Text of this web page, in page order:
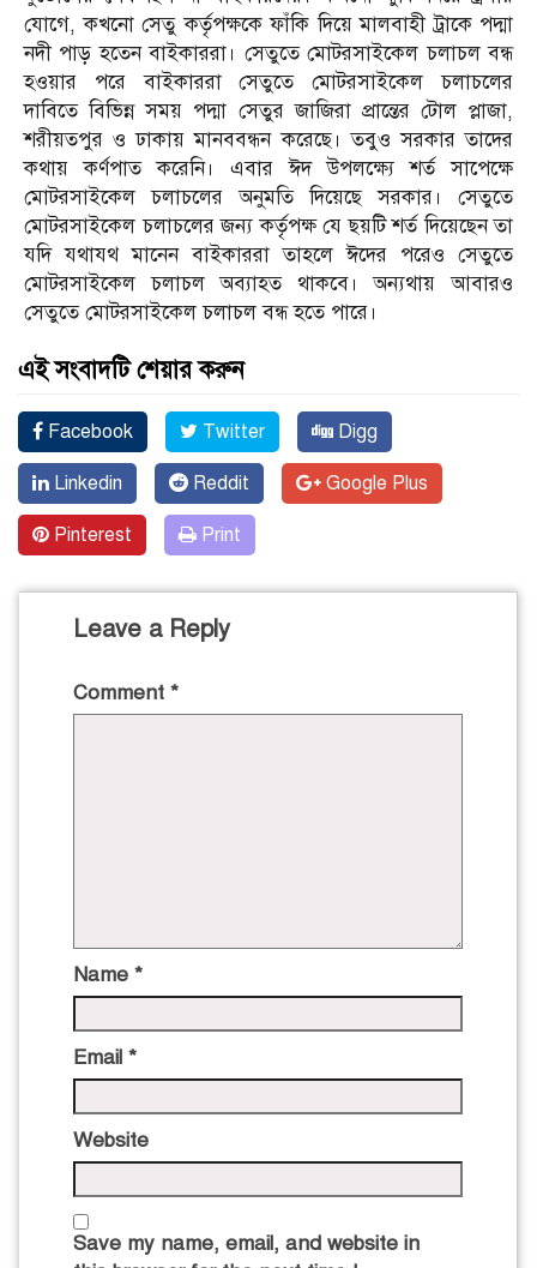
যোগে, কখনো সেতু কর্তৃপক্ষকে ফাঁকি দিয়ে মালবাহী ট্রাকে পদ্মা
নদী পাড় হতেন বাইকাররা। সেতুতে মোটরসাইকেল চলাচল বন্ধ
হওয়ার পরে বাইকাররা সেতুতে মোটরসাইকেল চলাচলের
দাবিতে বিভিন্ন সময় পদ্মা সেতুর জাজিরা প্রান্তের টোল প্লাজা,
শরীয়তপুর ও ঢাকায় মানববন্ধন করেছে। তবুও সরকার তাদের
কথায় কর্ণপাত করেনি। এবার ঈদ উপলক্ষ্যে শর্ত সাপেক্ষে
মোটরসাইকেল চলাচলের অনুমতি দিয়েছে সরকার। সেতুতে
মোটরসাইকেল চলাচলের জন্য কর্তৃপক্ষ যে ছয়টি শর্ত দিয়েছেন তা
যদি যথাযথ মানেন বাইকাররা তাহলে ঈদের পরেও সেতুতে
মোটরসাইকেল চলাচল অব্যাহত থাকবে। অন্যথায় আবারও
সেতুতে মোটরসাইকেল চলাচল বন্ধ হতে পারে।
এই সংবাদটি শেয়ার করুন
Facebook Twitter Digg
Linkedin Reddit Google Plus
Pinterest Print
Leave a Reply
Comment *
Name *
Email *
Website
Save my name, email, and website in